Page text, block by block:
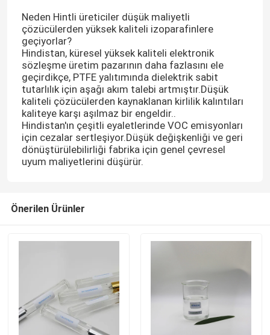
Neden Hintli üreticiler düşük maliyetli
çözücülerden yüksek kaliteli izoparafinlere
geçiyorlar?
Hindistan, küresel yüksek kaliteli elektronik
sözleşme üretim pazarının daha fazlasını ele
geçirdikçe, PTFE yalıtımında dielektrik sabit
tutarlılık için aşağı akım talebi artmıştır.Düşük
kaliteli çözücülerden kaynaklanan kirlilik kalıntıları
kaliteye karşı aşılmaz bir engeldir..
Hindistan'ın çeşitli eyaletlerinde VOC emisyonları
için cezalar sertleşiyor.Düşük değişkenliği ve geri
dönüştürülebilirliği fabrika için genel çevresel
uyum maliyetlerini düşürür.
Önerilen Ürünler